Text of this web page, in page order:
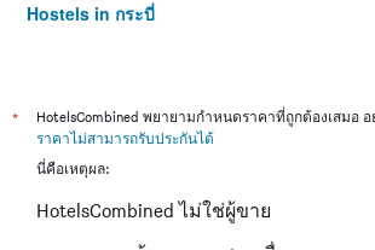
Hostels in กระบี่
Hostels in เซี่ยงไฮ้
Hostels in ไทเป
Hostels in หาดใหญ่
Hostels in ภูเก็ต
*
HotelsCombined พยายามกำหนดราคาที่ถูกต้องเสมอ
ราคาไม่สามารถรับประกันได้
นี่คือเหตุผล:
HotelsCombined ไม่ใช่ผู้ขาย